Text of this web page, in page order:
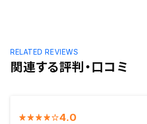
関連する評判・口コミ
RELATED REVIEWS
4.0